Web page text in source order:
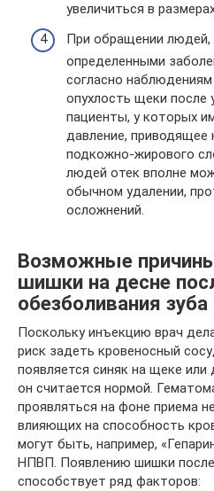
увеличиться в
При обращении
определенными
согласно
опухлость щеки после
пациенты, у которых
давление, приводящее
подкожно-жирового
людей отек вполне
обычном удалении,
осложнений.
Возможные
шишки на десне
обезболивания зуба
Поскольку инъекцию врач
риск задеть кровеносный
появляется синяк на щеке или
он считается нормой.
проявляться на фоне приема
влияющих на способность
могут быть, например,
НПВП. Появлению шишки после
способствует ряд факторов: